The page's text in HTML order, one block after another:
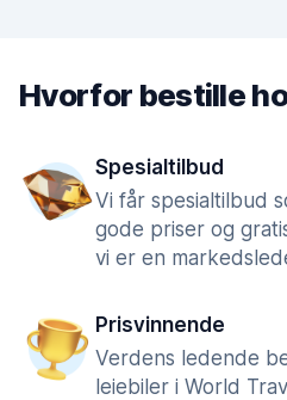
Hvorfor bestille
Spesialtilbud
Vi får spesialtilbud
gode priser og
vi er en
Prisvinnende
Verdens ledende
leiebiler i World